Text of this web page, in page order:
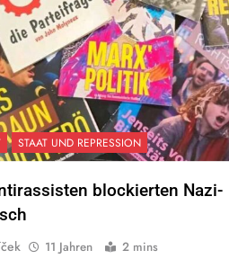
STAAT UND REPRESSION
blockierten Nazi-
11 Jahren
2 mins